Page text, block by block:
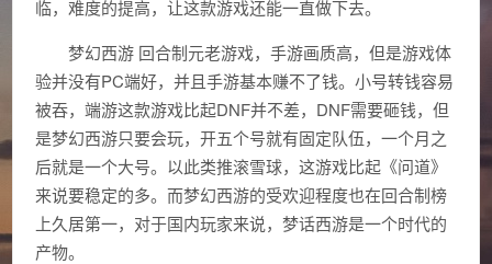
临，难度的提高，让这款游戏还能一直做下去。
梦幻西游 回合制元老游戏，手游画质高，但是游戏体
验并没有PC端好，并且手游基本赚不了钱。小号转钱容易
被吞，端游这款游戏比起DNF并不差，DNF需要砸钱，但
是梦幻西游只要会玩，开五个号就有固定队伍，一个月之
后就是一个大号。以此类推滚雪球，这游戏比起《问道》
来说要稳定的多。而梦幻西游的受欢迎程度也在回合制榜
上久居第一，对于国内玩家来说，梦话西游是一个时代的
产物。